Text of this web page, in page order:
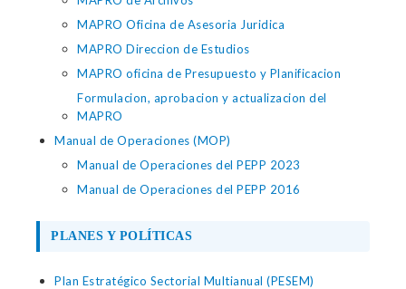
MAPRO Oficina de Asesoria Juridica
MAPRO Direccion de Estudios
MAPRO oficina de Presupuesto y Planificacion
Formulacion, aprobacion y actualizacion del
MAPRO
Manual de Operaciones (MOP)
Manual de Operaciones del PEPP 2023
Manual de Operaciones del PEPP 2016
PLANES Y POLÍTICAS
Plan Estratégico Sectorial Multianual (PESEM)